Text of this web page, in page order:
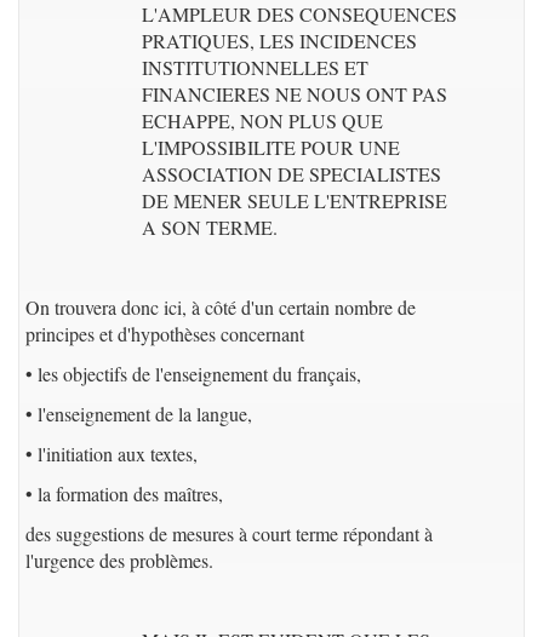
L'AMPLEUR DES CONSEQUENCES
PRATIQUES, LES INCIDENCES
INSTITUTIONNELLES ET
FINANCIERES NE NOUS ONT PAS
ECHAPPE, NON PLUS QUE
L'IMPOSSIBILITE POUR UNE
ASSOCIATION DE SPECIALISTES
DE MENER SEULE L'ENTREPRISE
A SON TERME.
On trouvera donc ici, à côté d'un certain nombre de
principes et d'hypothèses concernant
• les objectifs de l'enseignement du français,
• l'enseignement de la langue,
• l'initiation aux textes,
• la formation des maîtres,
des suggestions de mesures à court terme répondant à
l'urgence des problèmes.